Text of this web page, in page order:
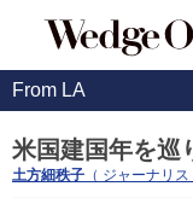
From LA
米国建国年を巡
土方細秩子 （ ジャーナリス